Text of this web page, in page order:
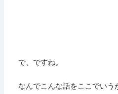
で、ですね。
なんでこんな話をここでいう